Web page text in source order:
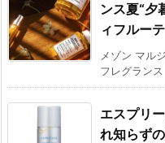
ンス夏“夕
ィフルー
メゾン マル
フレグラン
エスプリ
れ知らず